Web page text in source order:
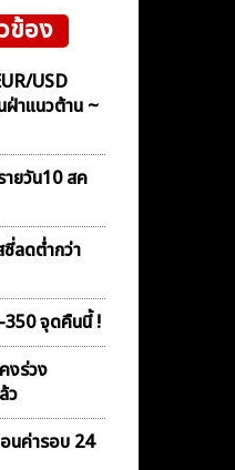
ข้อง
USD
าแนวต้าน ~
ายวัน10 สค
ลดต่ำกว่า
350 จุดคืนนี้ !
งร่วง
ว
นค่ารอบ 24